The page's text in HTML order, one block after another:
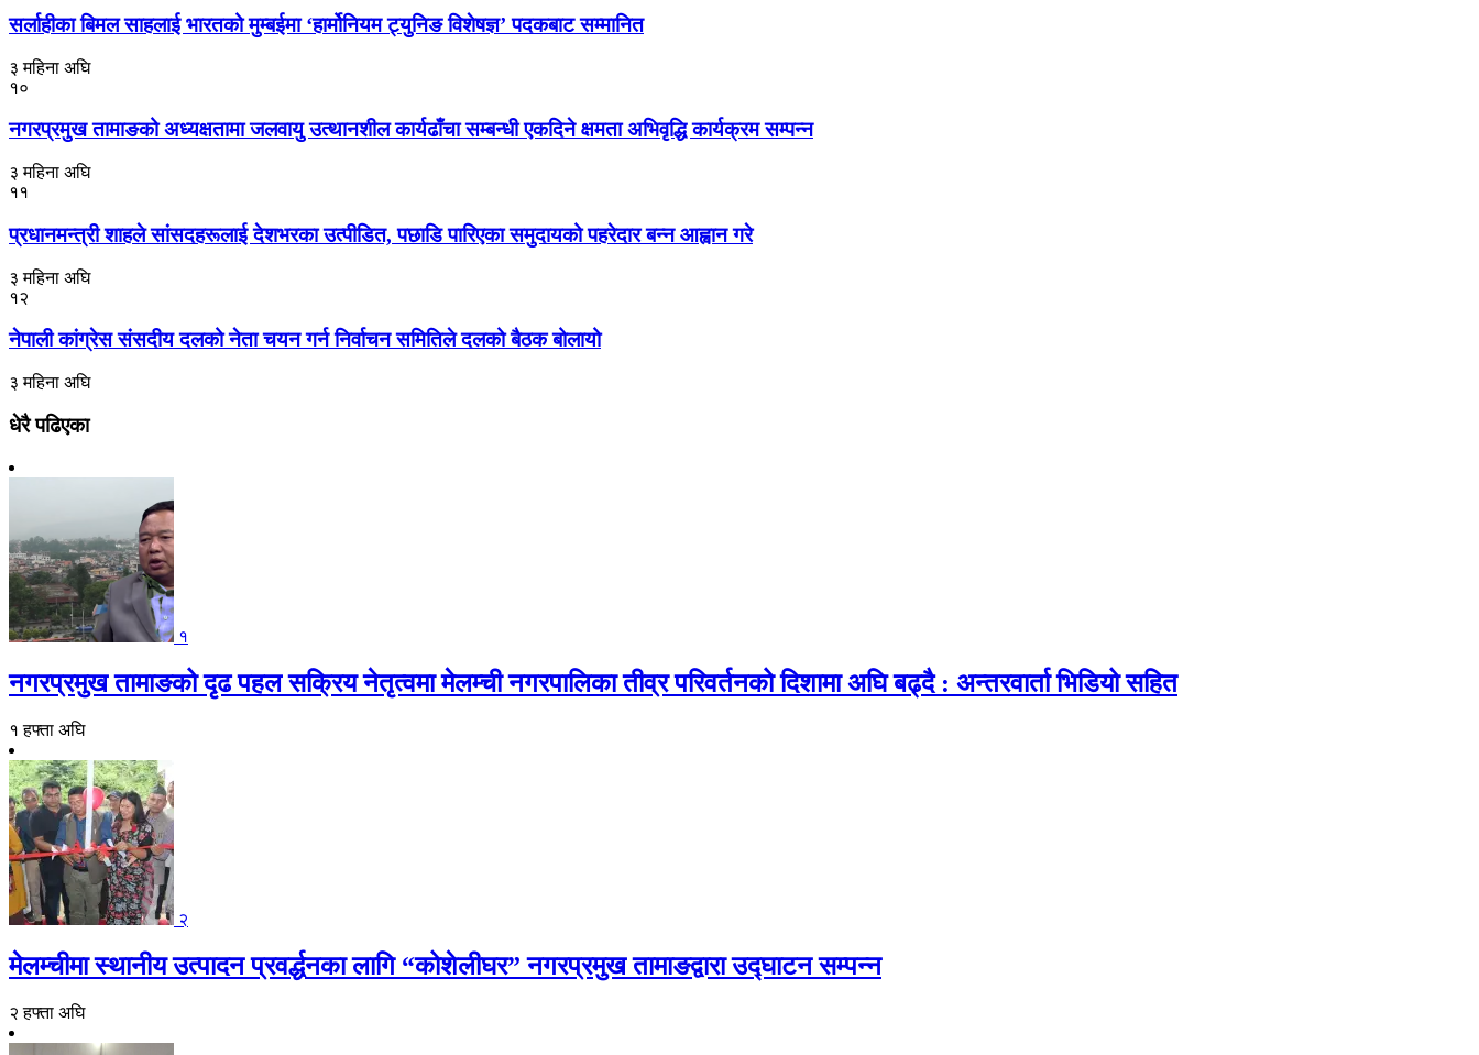
सर्लाहीका बिमल साहलाई भारतको मुम्बईमा ‘हार्मोनियम ट्युनिङ विशेषज्ञ’ पदकबाट सम्मानित
३ महिना अघि
१०
नगरप्रमुख तामाङको अध्यक्षतामा जलवायु उत्थानशील कार्यढाँचा सम्बन्धी एकदिने क्षमता अभिवृद्धि कार्यक्रम सम्पन्न
३ महिना अघि
११
प्रधानमन्त्री शाहले सांसदहरूलाई देशभरका उत्पीडित, पछाडि पारिएका समुदायको पहरेदार बन्न आह्वान गरे
३ महिना अघि
१२
नेपाली कांग्रेस संसदीय दलको नेता चयन गर्न निर्वाचन समितिले दलको बैठक बोलायो
३ महिना अघि
धेरै पढिएका
१
नगरप्रमुख तामाङको दृढ पहल सक्रिय नेतृत्वमा मेलम्ची नगरपालिका तीव्र परिवर्तनको दिशामा अघि बढ्दै : अन्तरवार्ता भिडियो सहित
१ हफ्ता अघि
२
मेलम्चीमा स्थानीय उत्पादन प्रवर्द्धनका लागि “कोशेलीघर” नगरप्रमुख तामाङद्वारा उद्घाटन सम्पन्न
२ हफ्ता अघि